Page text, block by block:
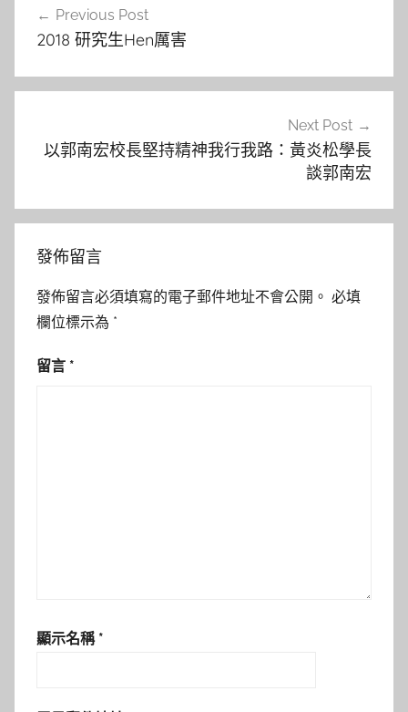
覽
Previous Post
2018 研究生Hen厲害
Next Post
以郭南宏校長堅持精神我行我路：黃炎松學長
談郭南宏
發佈留言
發佈留言必須填寫的電子郵件地址不會公開。 必填
欄位標示為 *
留言 *
顯示名稱 *